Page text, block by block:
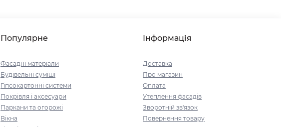
Популярне
Фасадні матеріали
Будівельні cуміші
Гіпсокартонні системи
Покрівля і аксесуари
Паркани та огорожі
Вікна
Інформація
Доставка
Про магазин
Оплата
Утеплення фасадів
Зворотній зв'язок
Повернення товару